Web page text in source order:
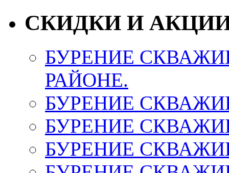
СКИДКИ И
БУРЕНИЕ
РАЙОНЕ.
БУРЕНИЕ
БУРЕНИЕ
БУРЕНИЕ